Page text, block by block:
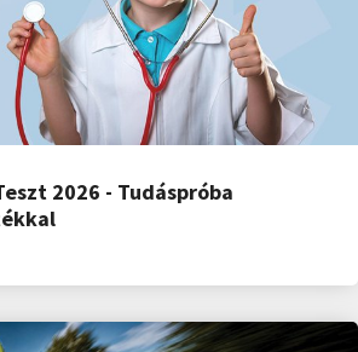
2026 - Tudáspróba